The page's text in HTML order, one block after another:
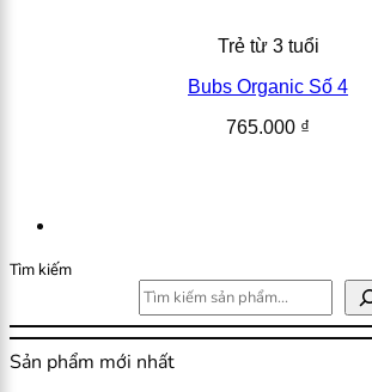
Trẻ từ 3 tuổi
Bubs Organic Số 4
765.000 ₫
Tìm kiếm
Sản phẩm mới nhất